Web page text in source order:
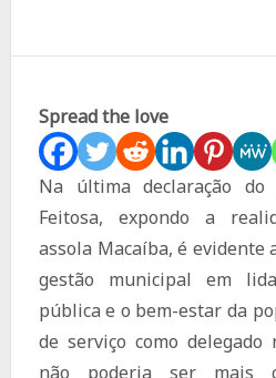
Spread the love
Na última declaração do
Feitosa, expondo a
assola Macaíba, é
gestão municipal em
pública e o bem-estar da
de serviço como delegado
não poderia ser mais